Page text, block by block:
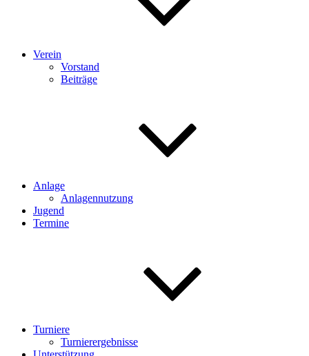
Verein
Vorstand
Beiträge
Anlage
Anlagennutzung
Jugend
Termine
Turniere
Turnierergebnisse